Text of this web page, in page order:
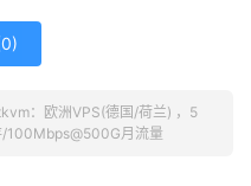
0)
：欧洲VPS(德国/荷兰) ，5
100Mbps@500G月流量